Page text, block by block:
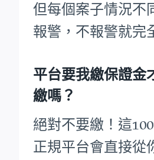
但每個案子情況不
報警，不報警就完
平台要我繳保證金
繳嗎？
絕對不要繳！這
正規平台會直接從